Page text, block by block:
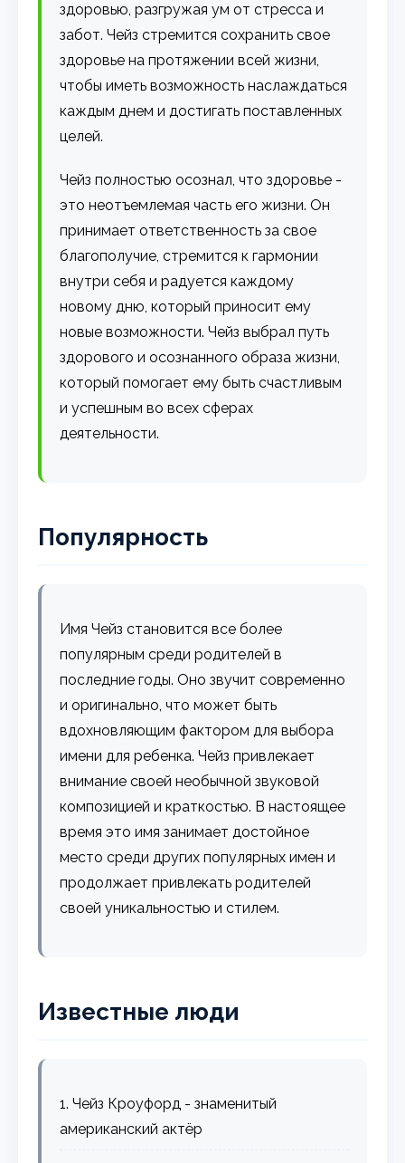
здоровью, разгружая ум от стресса и
забот. Чейз стремится сохранить свое
здоровье на протяжении всей жизни,
чтобы иметь возможность наслаждаться
каждым днем и достигать поставленных
целей.
Чейз полностью осознал, что здоровье -
это неотъемлемая часть его жизни. Он
принимает ответственность за свое
благополучие, стремится к гармонии
внутри себя и радуется каждому
новому дню, который приносит ему
новые возможности. Чейз выбрал путь
здорового и осознанного образа жизни,
который помогает ему быть счастливым
и успешным во всех сферах
деятельности.
Популярность
Имя Чейз становится все более
популярным среди родителей в
последние годы. Оно звучит современно
и оригинально, что может быть
вдохновляющим фактором для выбора
имени для ребенка. Чейз привлекает
внимание своей необычной звуковой
композицией и краткостью. В настоящее
время это имя занимает достойное
место среди других популярных имен и
продолжает привлекать родителей
своей уникальностью и стилем.
Известные люди
1. Чейз Кроуфорд - знаменитый
американский актёр